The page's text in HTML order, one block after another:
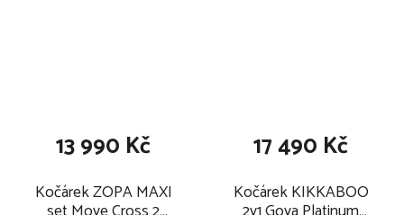
Kočárek ZOPA MAXI
13 990 Kč
Kočárek KIKKABOO
17 490 Kč